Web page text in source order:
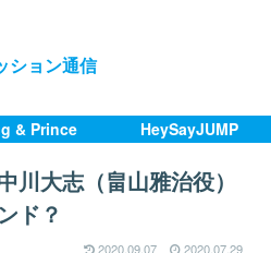
ション通信
& Prince HeySayJUMP
川大志（畠山雅治役）
ド？
2020.09.07 2020.07.29